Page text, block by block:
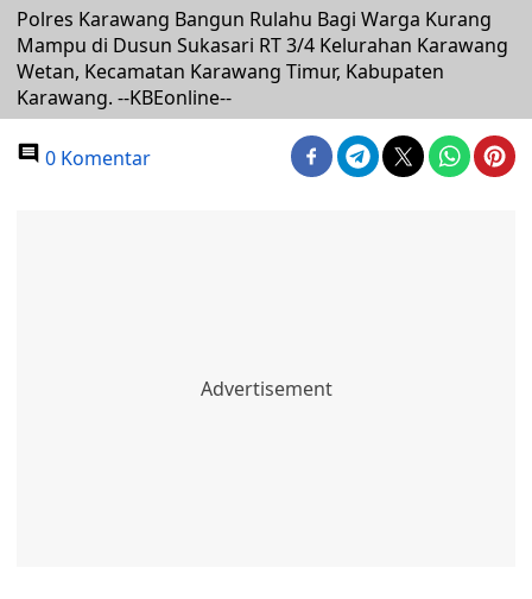
Polres Karawang Bangun Rulahu Bagi Warga Kurang
Mampu di Dusun Sukasari RT 3/4 Kelurahan Karawang
Wetan, Kecamatan Karawang Timur, Kabupaten
Karawang. --KBEonline--
0 Komentar